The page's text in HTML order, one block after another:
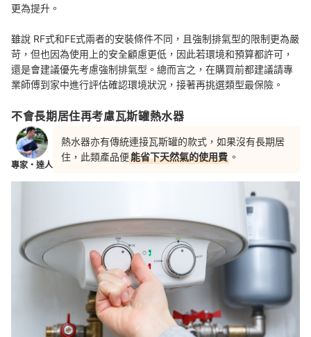
更為提升。
雖說 RF式和FE式兩者的安裝條件不同，且強制排氣型的限制更為嚴
苛，但也因為使用上的安全顧慮更低，因此若環境和預算都許可，
還是會建議優先考慮強制排氣型。總而言之，在購買前都建議請專
業師傅到家中進行評估確認環境狀況，接著再挑選類型最保險。
不會長期居住再考慮瓦斯罐熱水器
專家・達人
熱水器亦有傳統連接瓦斯罐的款式，如果沒有長期居
住，此類產品便能省下天然氣的使用費 。